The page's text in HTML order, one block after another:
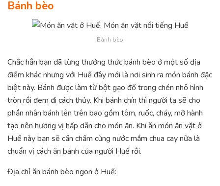
Bánh bèo
Bánh bèo
Chắc hẳn bạn đã từng thưởng thức bánh bèo ở một số địa
điểm khác nhưng với Huế đây mới là nơi sinh ra món bánh đặc
biệt này. Bánh được làm từ bột gạo đổ trong chén nhỏ hình
tròn rồi đem đi cách thủy. Khi bánh chín thì người ta sẽ cho
phần nhân bánh lên trên bao gồm tôm, ruốc, cháy, mỡ hành
tạo nên hương vị hấp dẫn cho món ăn. Khi ăn món ăn vặt ở
Huế này bạn sẽ cần chấm cùng nước mắm chua cay nữa là
chuẩn vị cách ăn bánh của người Huế rồi.
Địa chỉ ăn bánh bèo ngon ở Huế: